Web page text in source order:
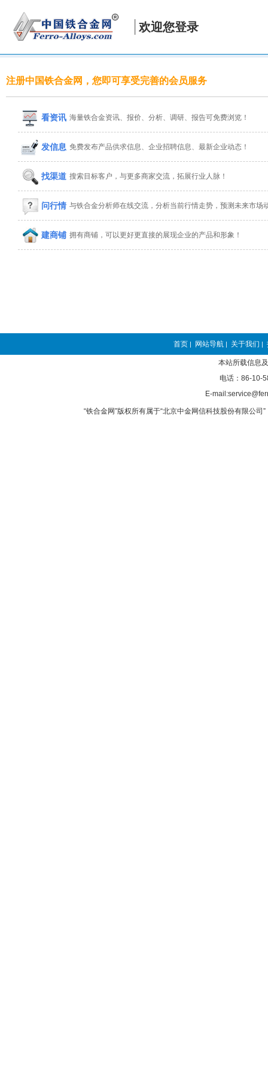
欢迎您登录
注册中国铁合金网，您即可享受完善的会员服务
看资讯 海量铁合金资讯、报价、分析、调研、报告可免费浏览！
发信息 免费发布产品供求信息、企业招聘信息、最新企业动态！
找渠道 搜索目标客户，与更多商家交流，拓展行业人脉！
问行情 与铁合金分析师在线交流，分析当前行情走势，预测未来市场
建商铺 拥有商铺，可以更好更直接的展现企业的产品和形象！
首页 | 网站导航 | 关于我们 |
本站所载信息
电话：86-10-
E-
“铁合金网”版权所有属于“北京中金网信科技股份有限公司